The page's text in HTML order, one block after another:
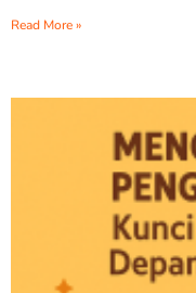
Read More »